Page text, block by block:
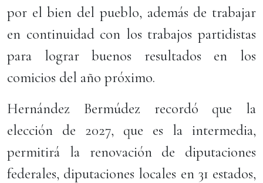
por el bien del pueblo, además de trabajar
en continuidad con los trabajos partidistas
para lograr buenos resultados en los
comicios del año próximo.
Hernández Bermúdez recordó que la
elección de 2027, que es la intermedia,
permitirá la renovación de diputaciones
federales, diputaciones locales en 31 estados,